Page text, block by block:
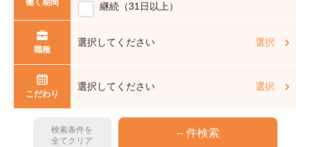
働く期間 継続（31日以上）
職種
選択してください 選択
こだわり
選択してください 選択
検索条件を
全てクリア